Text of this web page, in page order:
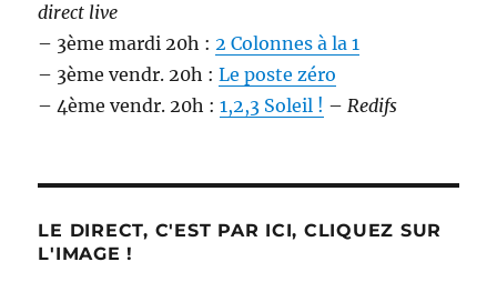
direct live
– 3ème mardi 20h :2 Colonnes à la 1
– 3ème vendr. 20h :Le poste zéro
– 4ème vendr. 20h :1,2,3 Soleil ! –Redifs
LE DIRECT, C'EST PAR ICI, CLIQUEZ SUR
L'IMAGE !